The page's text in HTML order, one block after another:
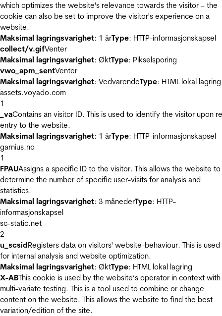
which optimizes the website's relevance towards the visitor – the
cookie can also be set to improve the visitor's experience on a
website.
Maksimal lagringsvarighet: 1 årType: HTTP-informasjonskapsel
collect/v.gifVenter
Maksimal lagringsvarighet: ØktType: Pikselsporing
vwo_apm_sentVenter
Maksimal lagringsvarighet: VedvarendeType: HTML lokal lagring
assets.voyado.com
1
_vaContains an visitor ID. This is used to identify the visitor upon
entry to the website.
Maksimal lagringsvarighet: 1 årType: HTTP-informasjonskapsel
garnius.no
1
FPAUAssigns a specific ID to the visitor. This allows the website to
determine the number of specific user-visits for analysis and
statistics.
Maksimal lagringsvarighet: 3 månederType: HTTP-
informasjonskapsel
sc-static.net
2
u_scsidRegisters data on visitors' website-behaviour. This is used
for internal analysis and website optimization.
Maksimal lagringsvarighet: ØktType: HTML lokal lagring
X-ABThis cookie is used by the website’s operator in context with
multi-variate testing. This is a tool used to combine or change
content on the website. This allows the website to find the best
variation/edition of the site.